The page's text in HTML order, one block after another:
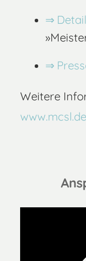
Weitere
www.mcsl.de